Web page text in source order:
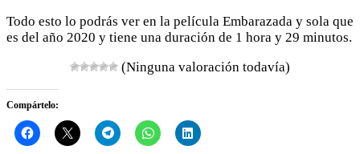
Todo esto lo podrás ver en la película Embarazada y sola que
es del año 2020 y tiene una duración de 1 hora y 29 minutos.
(Ninguna valoración todavía)
Compártelo: